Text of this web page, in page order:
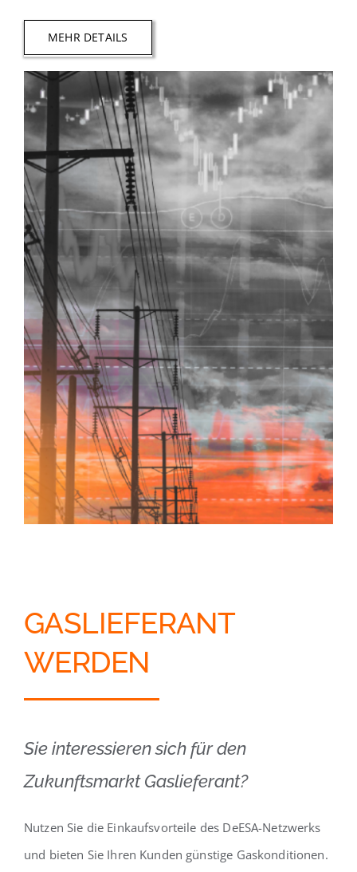
MEHR DETAILS
GASLIEFERANT
WERDEN
Sie interessieren sich für den
Zukunftsmarkt Gaslieferant?
Nutzen Sie die Einkaufsvorteile des DeESA-Netzwerks
und bieten Sie Ihren Kunden günstige Gaskonditionen.